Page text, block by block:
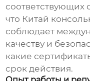
соответствующих
что Китай
соблюдает
качеству и
какие
срок действия.